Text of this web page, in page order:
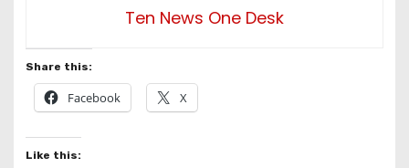
Ten News One Desk
Share this:
Facebook X
Like this: